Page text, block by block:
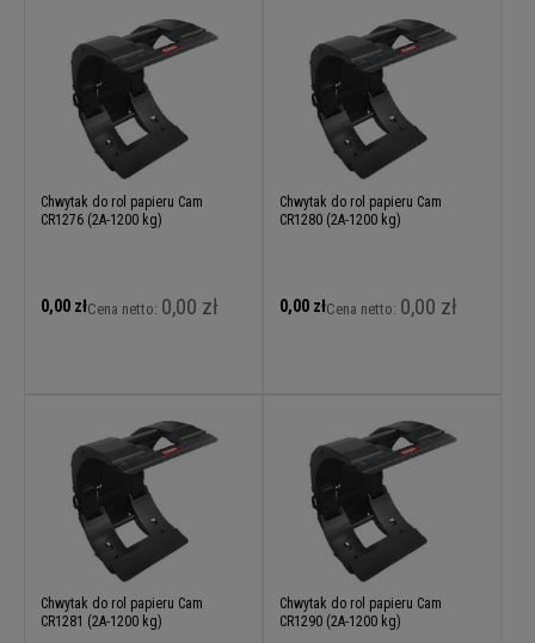
Chwytak do rol papieru Cam
CR1276 (2A-1200 kg)
0,00 złCena netto: 0,00 zł
Chwytak do rol papieru Cam
CR1280 (2A-1200 kg)
0,00 złCena netto: 0,00 zł
Chwytak do rol papieru Cam
CR1281 (2A-1200 kg)
Chwytak do rol papieru Cam
CR1290 (2A-1200 kg)